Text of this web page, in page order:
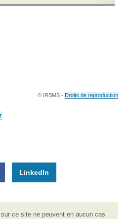
© IRBMS - Droits de reproduction
LinkedIn
ce site ne peuvent en aucun cas